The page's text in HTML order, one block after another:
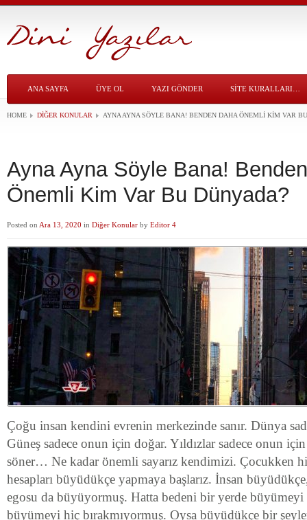
ANA SAYFA ÜYE OL YAZI GÖNDER SITE KURALLARI…
HOME DIĞER KONULAR AYNA AYNA SÖYLE BANA! BENDEN DAHA ÖNEMLI KIM VAR
Ayna Ayna Söyle Bana!
Önemli Kim Var Bu Dünyada?
Posted on Ara 13, 2020 in Diğer Konular by Editor 4
Çoğu insan kendini evrenin merkezinde sanır. Dünya
Güneş sadece onun için doğar. Yıldızlar sadece onun
söner… Ne kadar önemli sayarız kendimizi. Çocukken
hesapları büyüdükçe yapmaya başlarız. İnsan
egosu da büyüyormuş. Hatta bedeni bir yerde büyümeyi
büyümeyi hiç bırakmıyormuş. Oysa büyüdükçe bir